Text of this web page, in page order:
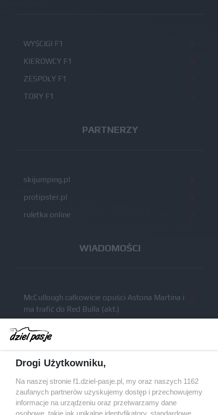
WYŚCIGI F1
KIEROWCY F1
ZESPOŁY F1
TORY F1
PARTNERZY
skijumping.pl
protipster.pl
ruletka online
WIADOMOŚCI
McCullough całkowicie opuści Astona Martina i
ma trafić do Red Bulla (akt.)
Dochód F1 spadł o 61 procent względem
zeszłego sezonu
algorytmach?
Honda uświadomiła sobie skalę problemów z
silnikiem dopiero w styczniu
Audi planuje wprowadzić jeszcze cztery duże
Drogi Użytkowniku,
Na naszej stronie f1.dziel-pasje.pl, my oraz naszych 1162
zaufanych partnerów uzyskujemy dostęp i przechowujemy
informacje na urządzeniu oraz przetwarzamy dane
osobowe, takie jak unikalne identyfikatory, standardowe